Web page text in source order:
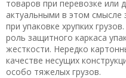
товаров при перевозке или
актуальными в этом смысле
при упаковке хрупких
роль защитного каркаса
жесткости. Нередко
качестве несущих
особо тяжелых грузов.